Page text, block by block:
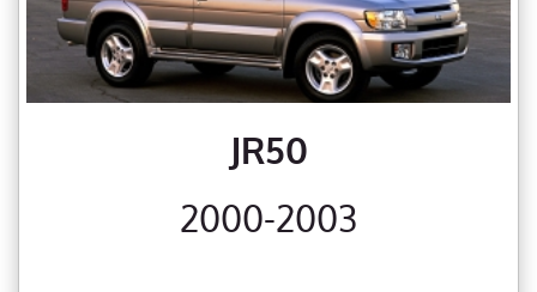
JR50
2000-2003